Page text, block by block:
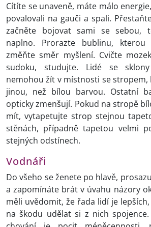
Cítíte se unaveně, máte málo
povalovali na gauči a spali.
začněte bojovat sami se sebou,
naplno. Prorazte bublinu,
změňte směr myšlení. Cvičte
sudoku, studujte. Lidé se
nemohou žít v místnosti se stropem,
jinou, než bílou barvou. Ostatní
opticky zmenšují. Pokud na stropě
mít, vytapetujte strop stejnou
stěnách, případně tapetou velmi
stejných odstínech.
Vodnáři
Do všeho se ženete po hlavě,
a zapomínáte brát v úvahu názory
měli uvědomit, že řada lidí je
na škodu udělat si z nich